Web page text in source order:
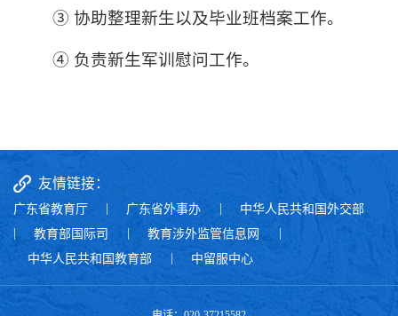
③ 协助整理新生以及毕业班档案工作。
④ 负责新生军训慰问工作。
友情链接：
广东省教育厅 广东省外事办 中华人民共和国外交部
教育部国际司 教育涉外监管信息网
中华人民共和国教育部 中留服中心